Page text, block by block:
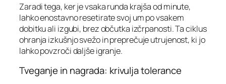
Zaradi tega, ker je vsaka runda krajša od minute,
lahko enostavno resetirate svoj um po vsakem
dobitku ali izgubi, brez občutka izčrpanosti. Ta ciklus
ohranja izkušnjo svežo in preprečuje utrujenost, ki jo
lahko povzroči daljše igranje.
Tveganje in nagrada: krivulja tolerance